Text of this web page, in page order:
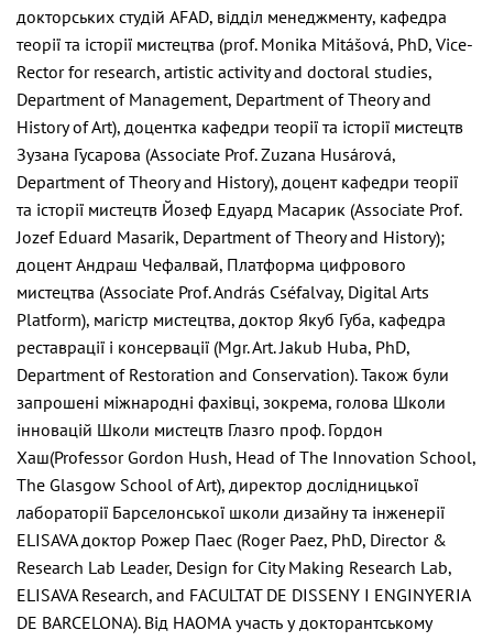
докторських студій AFAD, відділ менеджменту, кафедра
теорії та історії мистецтва (prof. Monika Mitášová, PhD, Vice-
Rector for research, artistic activity and doctoral studies,
Department of Management, Department of Theory and
History of Art), доцентка кафедри теорії та історії мистецтв
Зузана Гусарова (Associate Prof. Zuzana Husárová,
Department of Theory and History), доцент кафедри теорії
та історії мистецтв Йозеф Едуард Масарик (Associate Prof.
Jozef Eduard Masarik, Department of Theory and History);
доцент Андраш Чефалвай, Платформа цифрового
мистецтва (Associate Prof. András Cséfalvay, Digital Arts
Platform), магістр мистецтва, доктор Якуб Губа, кафедра
реставрації і консервації (Mgr. Art. Jakub Huba, PhD,
Department of Restoration and Conservation). Також були
запрошені міжнародні фахівці, зокрема, голова Школи
інновацій Школи мистецтв Глазго проф. Гордон
Хаш(Professor Gordon Hush, Head of The Innovation School,
The Glasgow School of Art), директор дослідницької
лабораторії Барселонської школи дизайну та інженерії
ELISAVA доктор Рожер Паес (Roger Paez, PhD, Director &
Research Lab Leader, Design for City Making Research Lab,
ELISAVA Research, and FACULTAT DE DISSENY I ENGINYERIA
DE BARCELONA). Від НАОМА участь у докторантському